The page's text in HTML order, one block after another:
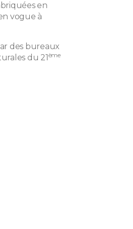
en
vogue à
des bureaux
du 21ème